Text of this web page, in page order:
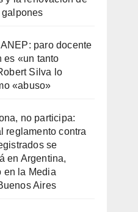
paro docente
es «un tanto
Silva lo
«abuso»
no participa:
reglamento contra
se
en Argentina,
en la Media
Aires